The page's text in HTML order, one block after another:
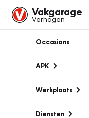
Vakgarage
Verhagen
Occasions
APK
Werkplaats
Diensten